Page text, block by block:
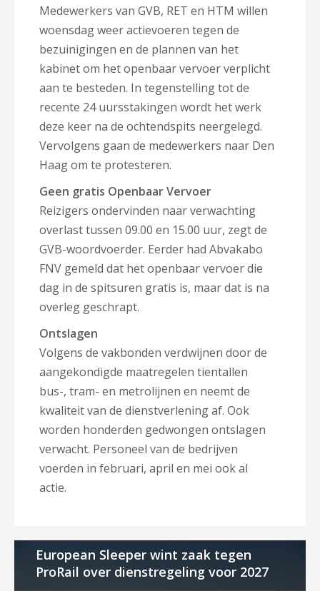
Medewerkers van GVB, RET en HTM willen
woensdag weer actievoeren tegen de
bezuinigingen en de plannen van het
kabinet om het openbaar vervoer verplicht
aan te besteden. In tegenstelling tot de
recente 24 uursstakingen wordt het werk
deze keer na de ochtendspits neergelegd.
Vervolgens gaan de medewerkers naar Den
Haag om te protesteren.
Geen gratis Openbaar Vervoer
Reizigers ondervinden naar verwachting
overlast tussen 09.00 en 15.00 uur, zegt de
GVB-woordvoerder. Eerder had Abvakabo
FNV gemeld dat het openbaar vervoer die
dag in de spitsuren gratis is, maar dat is na
overleg geschrapt.
Ontslagen
Volgens de vakbonden verdwijnen door de
aangekondigde maatregelen tientallen
bus-, tram- en metrolijnen en neemt de
kwaliteit van de dienstverlening af. Ook
worden honderden gedwongen ontslagen
verwacht. Personeel van de bedrijven
voerden in februari, april en mei ook al
actie.
European Sleeper wint zaak tegen
ProRail over dienstregeling voor 2027